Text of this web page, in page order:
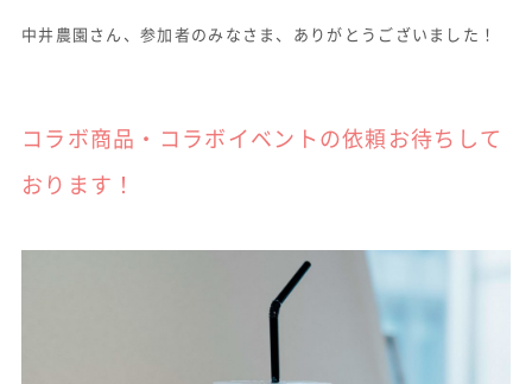
中井農園さん、参加者のみなさま、ありがとうございました！
コラボ商品・コラボイベントの依頼お待ちして
おります！